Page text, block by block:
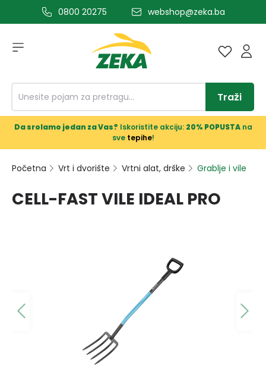
glavni sadržaj0800 20275 webshop@zeka.ba
Traži
Da srolamo jedan za Vas? Iskoristite akciju: 20% POPUSTAna
sve tepihe!
Početna Vrt i dvorište Vrtni alat, drške Grablje i vile
CELL-FAST VILE IDEAL PRO